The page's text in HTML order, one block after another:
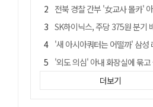
전북 경찰 간부 '女교사 몰카' 아들 폰 부수고…"처벌 못하는 사안"
SK하이닉스, 주당 375원 분기 배당 공시…"3분기 중 주주환
'새 아시아쿼터는 어떨까' 삼성 라이온즈, 새 얼굴 투수
'외도 의심' 아내 화장실에 묶고 불에 달군 공구로 고문…
박권현 청도군수, '햇빛 연금 사업' 공약 시
더보기